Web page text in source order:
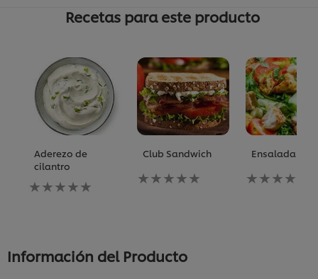
Recetas para este producto
Aderezo de
cilantro
No
se
este
Club Sandwich
No
se
este
recipe
Ensalada
No
se
Información del Producto